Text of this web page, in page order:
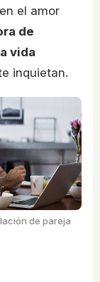
el amor
de
vida
inquietan.
de pareja